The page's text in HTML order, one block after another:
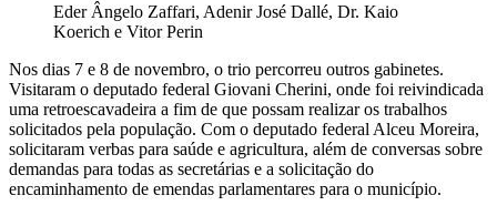
Eder Ângelo Zaffari, Adenir José Dallé, Dr. Kaio
Koerich e Vitor Perin
Nos dias 7 e 8 de novembro, o trio percorreu outros gabinetes.
Visitaram o deputado federal Giovani Cherini, onde foi reivindicada
uma retroescavadeira a fim de que possam realizar os trabalhos
solicitados pela população. Com o deputado federal Alceu Moreira,
solicitaram verbas para saúde e agricultura, além de conversas sobre
demandas para todas as secretárias e a solicitação do
encaminhamento de emendas parlamentares para o município.